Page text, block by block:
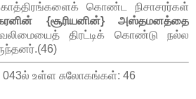
கொண்ட நிசாசரர்கள்
{சூரியனின்} அஸ்தமனத்தை
திரட்டிக் கொண்டு நல்ல
043ல் உள்ள சுலோகங்கள்: 46